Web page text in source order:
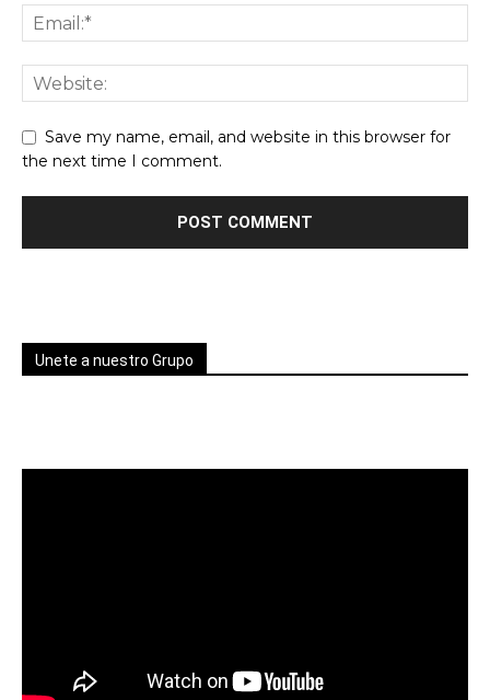
Save my name, email, and website in this browser for
the next time I comment.
Unete a nuestro Grupo